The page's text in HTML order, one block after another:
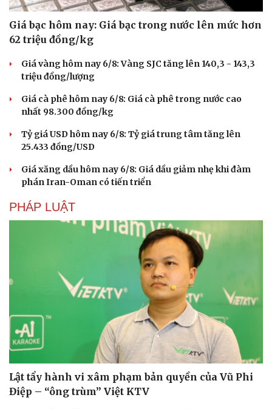
Giá bạc hôm nay: Giá bạc trong nước lên mức hơn
62 triệu đồng/kg
Giá vàng hôm nay 6/8: Vàng SJC tăng lên 140,3 - 143,3
triệu đồng/lượng
Giá cà phê hôm nay 6/8: Giá cà phê trong nước cao
nhất 98.300 đồng/kg
Tỷ giá USD hôm nay 6/8: Tỷ giá trung tâm tăng lên
25.433 đồng/USD
Giá xăng dầu hôm nay 6/8: Giá dầu giảm nhẹ khi đàm
phán Iran-Oman có tiến triển
PHÁP LUẬT
Lật tẩy hành vi xâm phạm bản quyền của Vũ Phi
Điệp – “ông trùm” Việt KTV